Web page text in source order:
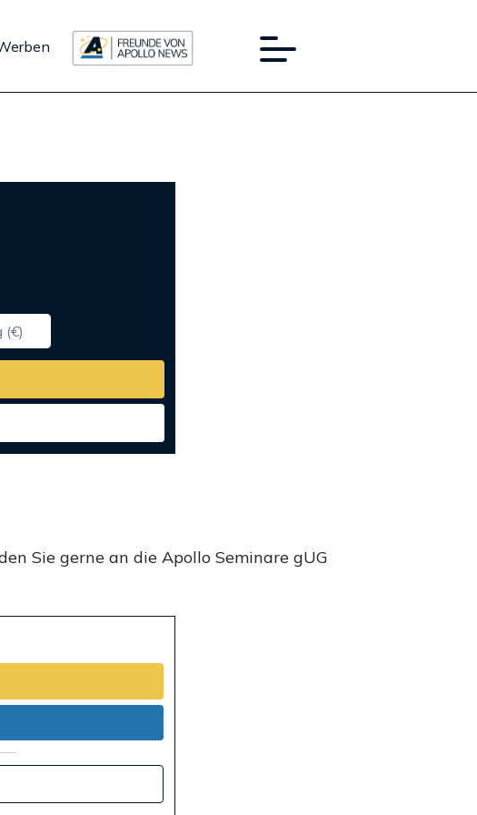
Sie gerne an die Apollo Seminare gUG